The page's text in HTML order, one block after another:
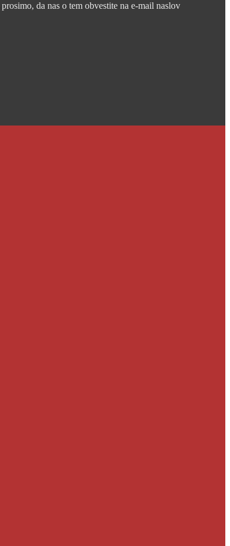
da nas o tem obvestite na e-mail naslov